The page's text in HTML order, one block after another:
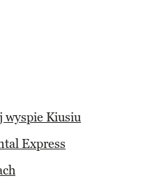
wyspie Kiusiu
Express